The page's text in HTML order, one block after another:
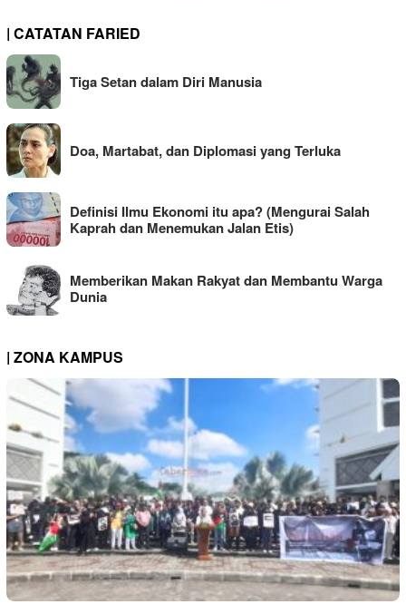
| CATATAN FARIED
Tiga Setan dalam Diri Manusia
Doa, Martabat, dan Diplomasi yang Terluka
Definisi Ilmu Ekonomi itu apa? (Mengurai Salah
Kaprah dan Menemukan Jalan Etis)
Memberikan Makan Rakyat dan Membantu Warga
Dunia
| ZONA KAMPUS